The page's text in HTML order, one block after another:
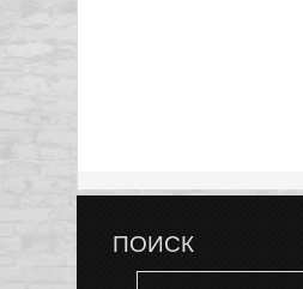
ПОИСК